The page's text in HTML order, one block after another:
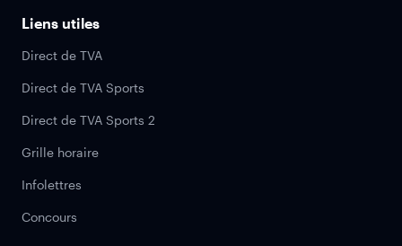
Liens utiles
Direct de TVA
Direct de TVA Sports
Direct de TVA Sports 2
Grille horaire
Infolettres
Concours